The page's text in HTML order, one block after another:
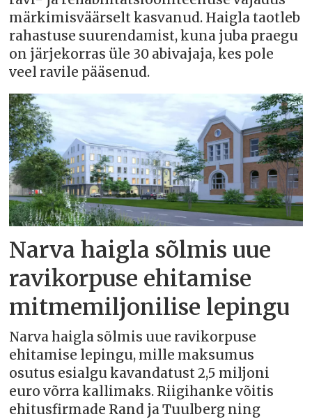
märkimisväärselt kasvanud. Haigla taotleb
rahastuse suurendamist, kuna juba praegu
on järjekorras üle 30 abivajaja, kes pole
veel ravile pääsenud.
Narva haigla sõlmis uue
ravikorpuse ehitamise
mitmemiljonilise lepingu
Narva haigla sõlmis uue ravikorpuse
ehitamise lepingu, mille maksumus
osutus esialgu kavandatust 2,5 miljoni
euro võrra kallimaks. Riigihanke võitis
ehitusfirmade Rand ja Tuulberg ning